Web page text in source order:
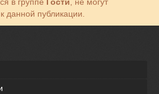
данной публикации.